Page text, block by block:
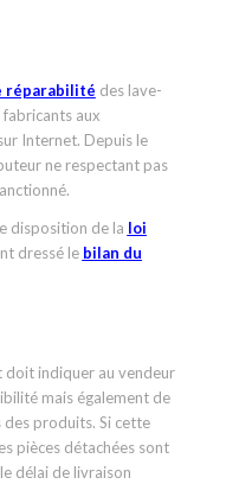
réparabilité des lave-
aux
Internet. Depuis le
ne respectant pas
disposition de la loi
dressé le bilan du
indiquer au vendeur
mais également de
produits. Si cette
pièces détachées sont
délai de livraison